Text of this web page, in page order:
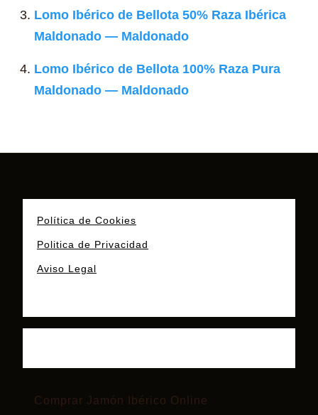
Lomo Ibérico de Bellota 50% Raza Ibérica
Maldonado — Maldonado
Lomo Ibérico de Bellota 100% Raza Pura
Maldonado — Maldonado
Política de Cookies
Politica de Privacidad
Aviso Legal
Comprar Jamón Ibérico Online